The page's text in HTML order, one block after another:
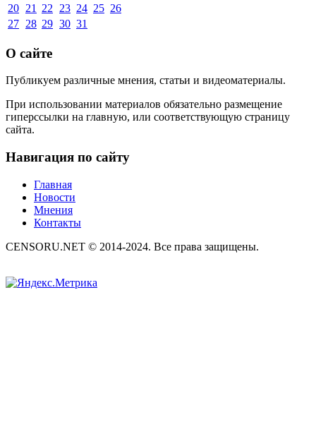
20 21 22 23 24 25 26
27 28 29 30 31
О сайте
Публикуем различные мнения, статьи и видеоматериалы.
При использовании материалов обязательно размещение
гиперссылки на главную, или соответствующую страницу
сайта.
Навигация по сайту
Главная
Новости
Мнения
Контакты
CENSORU.NET © 2014-2024. Все права защищены.